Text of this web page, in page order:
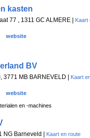
kasten
77 , 1311 GC ALMERE | Kaart
website
BV
3771 MB BARNEVELD | Kaart
website
en -machines
NG Barneveld | Kaart en route